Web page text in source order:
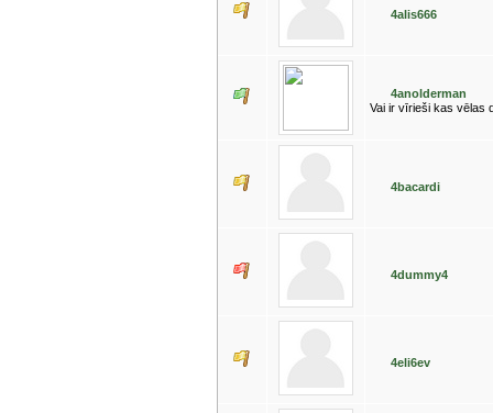
4alis666
4anolderman
Vai ir vīrieši kas vēlas
4bacardi
4dummy4
4eli6ev